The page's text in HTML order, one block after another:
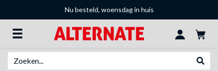
Nu besteld, woensdag in huis